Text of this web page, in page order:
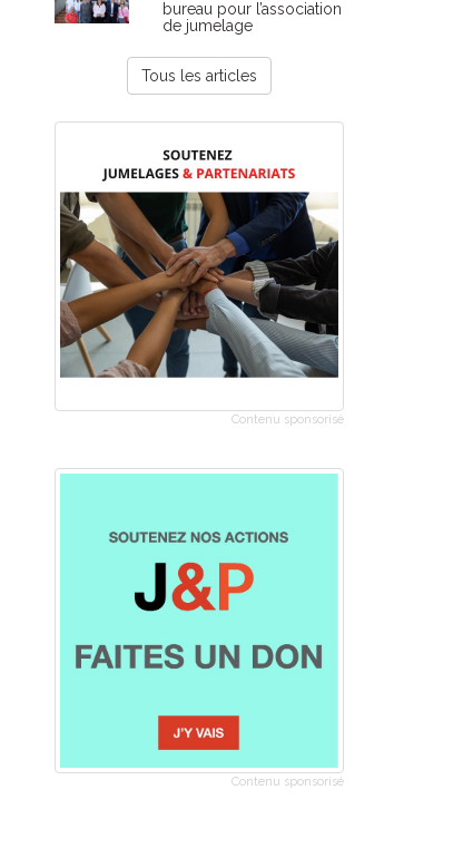
bureau pour l’association
de jumelage
Tous les articles
Contenu sponsorisé
Contenu sponsorisé